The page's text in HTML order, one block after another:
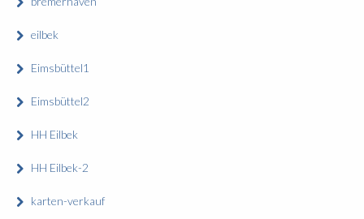
eilbek
Eimsbüttel1
Eimsbüttel2
HH Eilbek
HH Eilbek-2
karten-verkauf